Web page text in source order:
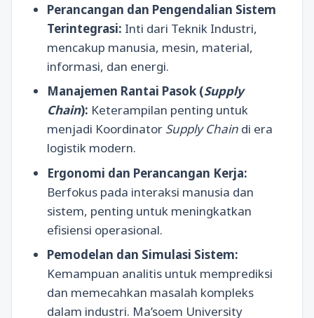
Perancangan dan Pengendalian Sistem
Terintegrasi: Inti dari Teknik Industri,
mencakup manusia, mesin, material,
informasi, dan energi.
Manajemen Rantai Pasok (Supply
Chain): Keterampilan penting untuk
menjadi Koordinator Supply Chaindi era
logistik modern.
Ergonomi dan Perancangan Kerja:
Berfokus pada interaksi manusia dan
sistem, penting untuk meningkatkan
efisiensi operasional.
Pemodelan dan Simulasi Sistem:
Kemampuan analitis untuk memprediksi
dan memecahkan masalah kompleks
dalam industri. Ma’soem University